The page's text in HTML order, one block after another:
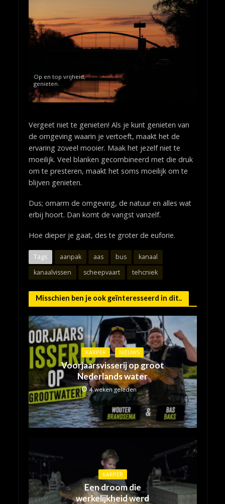
Op en top vrijheid,
genieten.
Vergeet niet te genieten! Als je kunt genieten van
de omgeving waarin je vertoeft, maakt het de
ervaring zoveel mooier. Maak het jezelf niet te
moeilijk. Veel blanken gecombineerd met die druk
om te presteren, maakt het soms moeilijk om te
blijven genieten.
Dus; omarm de omgeving, de natuur en alles wat
erbij hoort. Dan komt de vangst vanzelf.
Hoe dieper je gaat, des te groter de euforie.
Tags aanpak aas bus
kanaal
kanaalvissen
scheepvaart tehcniek
Misschien ben je ook geïnteresseerd in dit..
KARPER NIEUWS
Voorjaarsvisserij op groot
Nederlands water
4 weken geleden
KARPER
Een droom die
werkelijkheid werd